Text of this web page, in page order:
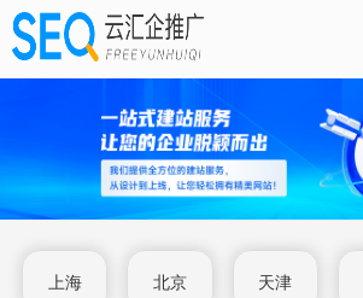
上海 北京 天津